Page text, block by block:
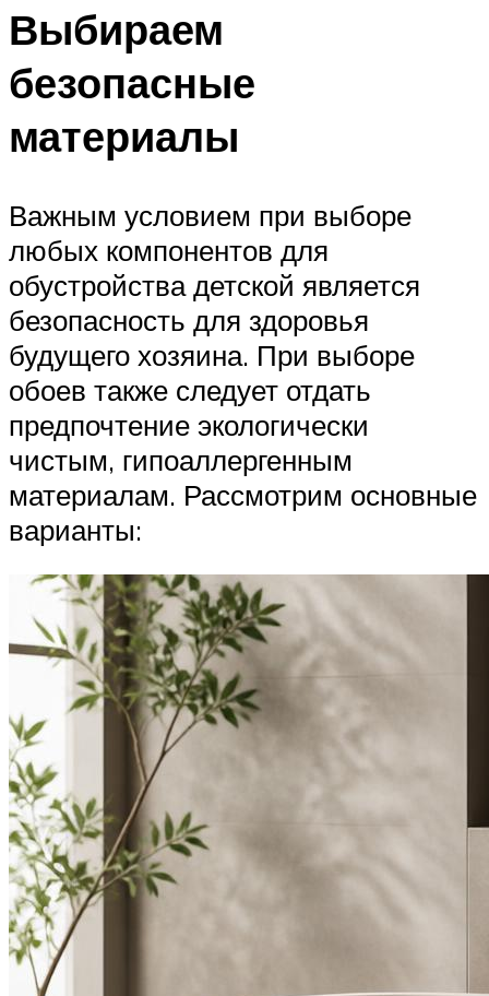
Выбираем
безопасные
материалы
Важным условием при выборе
любых компонентов для
обустройства детской является
безопасность для здоровья
будущего хозяина. При выборе
обоев также следует отдать
предпочтение экологически
чистым, гипоаллергенным
материалам. Рассмотрим основные
варианты: